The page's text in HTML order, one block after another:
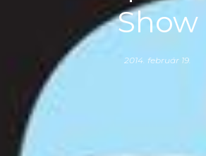
Show
2014. február 19.